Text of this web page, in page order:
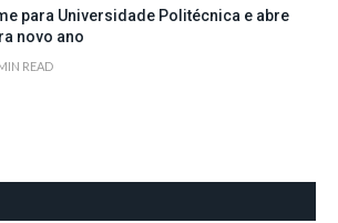
para Universidade Politécnica e abre
novo ano
READ